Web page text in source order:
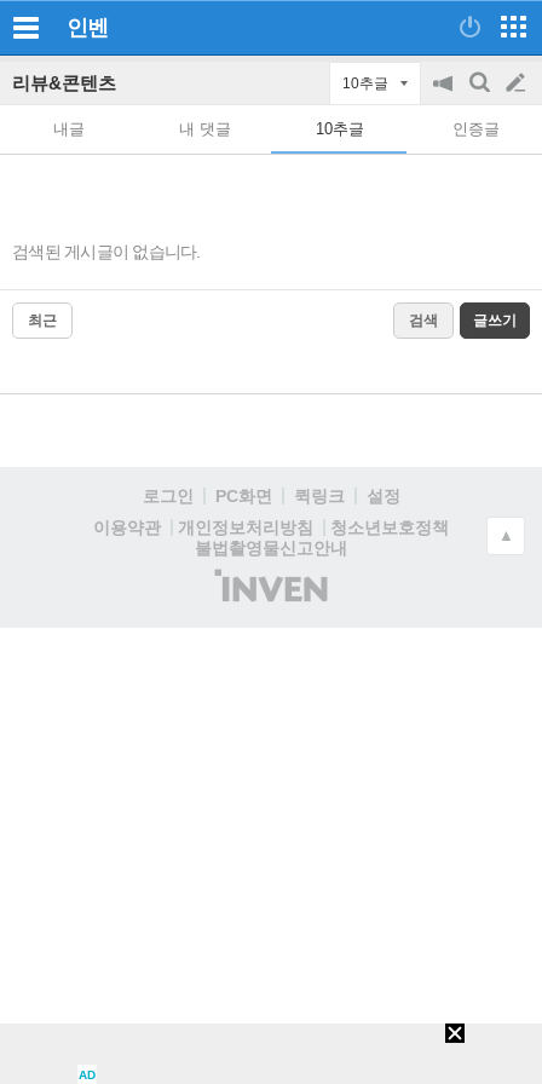
인벤
리뷰&콘텐츠 10추글
공
on/off
검
색
글
쓰
내글 내 댓글 10추글 인증글
검색된 게시글이 없습니다.
최근 검색 글쓰기
로그인 PC화면 퀵링크
설정
이용약관
개인정보처리방침
청소년보호정책
불법촬영물신고안내
(주)
인
▲
AD